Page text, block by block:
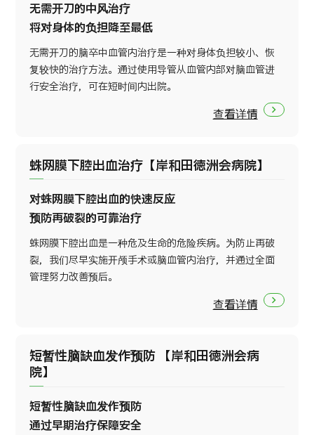
无需开刀的中风治疗
将对身体的负担降至最低
无需开刀的脑卒中血管内治疗是一种对身体负担较小、恢
复较快的治疗方法。通过使用导管从血管内部对脑血管进
行安全治疗，可在短时间内出院。
查看详情
蛛网膜下腔出血治疗【岸和田徳洲会病院】
对蛛网膜下腔出血的快速反应
预防再破裂的可靠治疗
蛛网膜下腔出血是一种危及生命的危险疾病。为防止再破
裂，我们尽早实施开颅手术或脑血管内治疗，并通过全面
管理努力改善预后。
查看详情
短暂性脑缺血发作预防 【岸和田徳洲会病
院】
短暂性脑缺血发作预防
通过早期治疗保障安全